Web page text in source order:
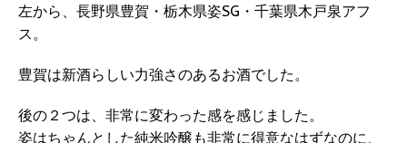
左から、長野県豊賀・栃木県姿SG・千葉県木戸泉アフ
ス。
豊賀は新酒らしい力強さのあるお酒でした。
後の２つは、非常に変わった感を感じました。
姿はちゃんとした純米吟醸も非常に得意なはずなのに、